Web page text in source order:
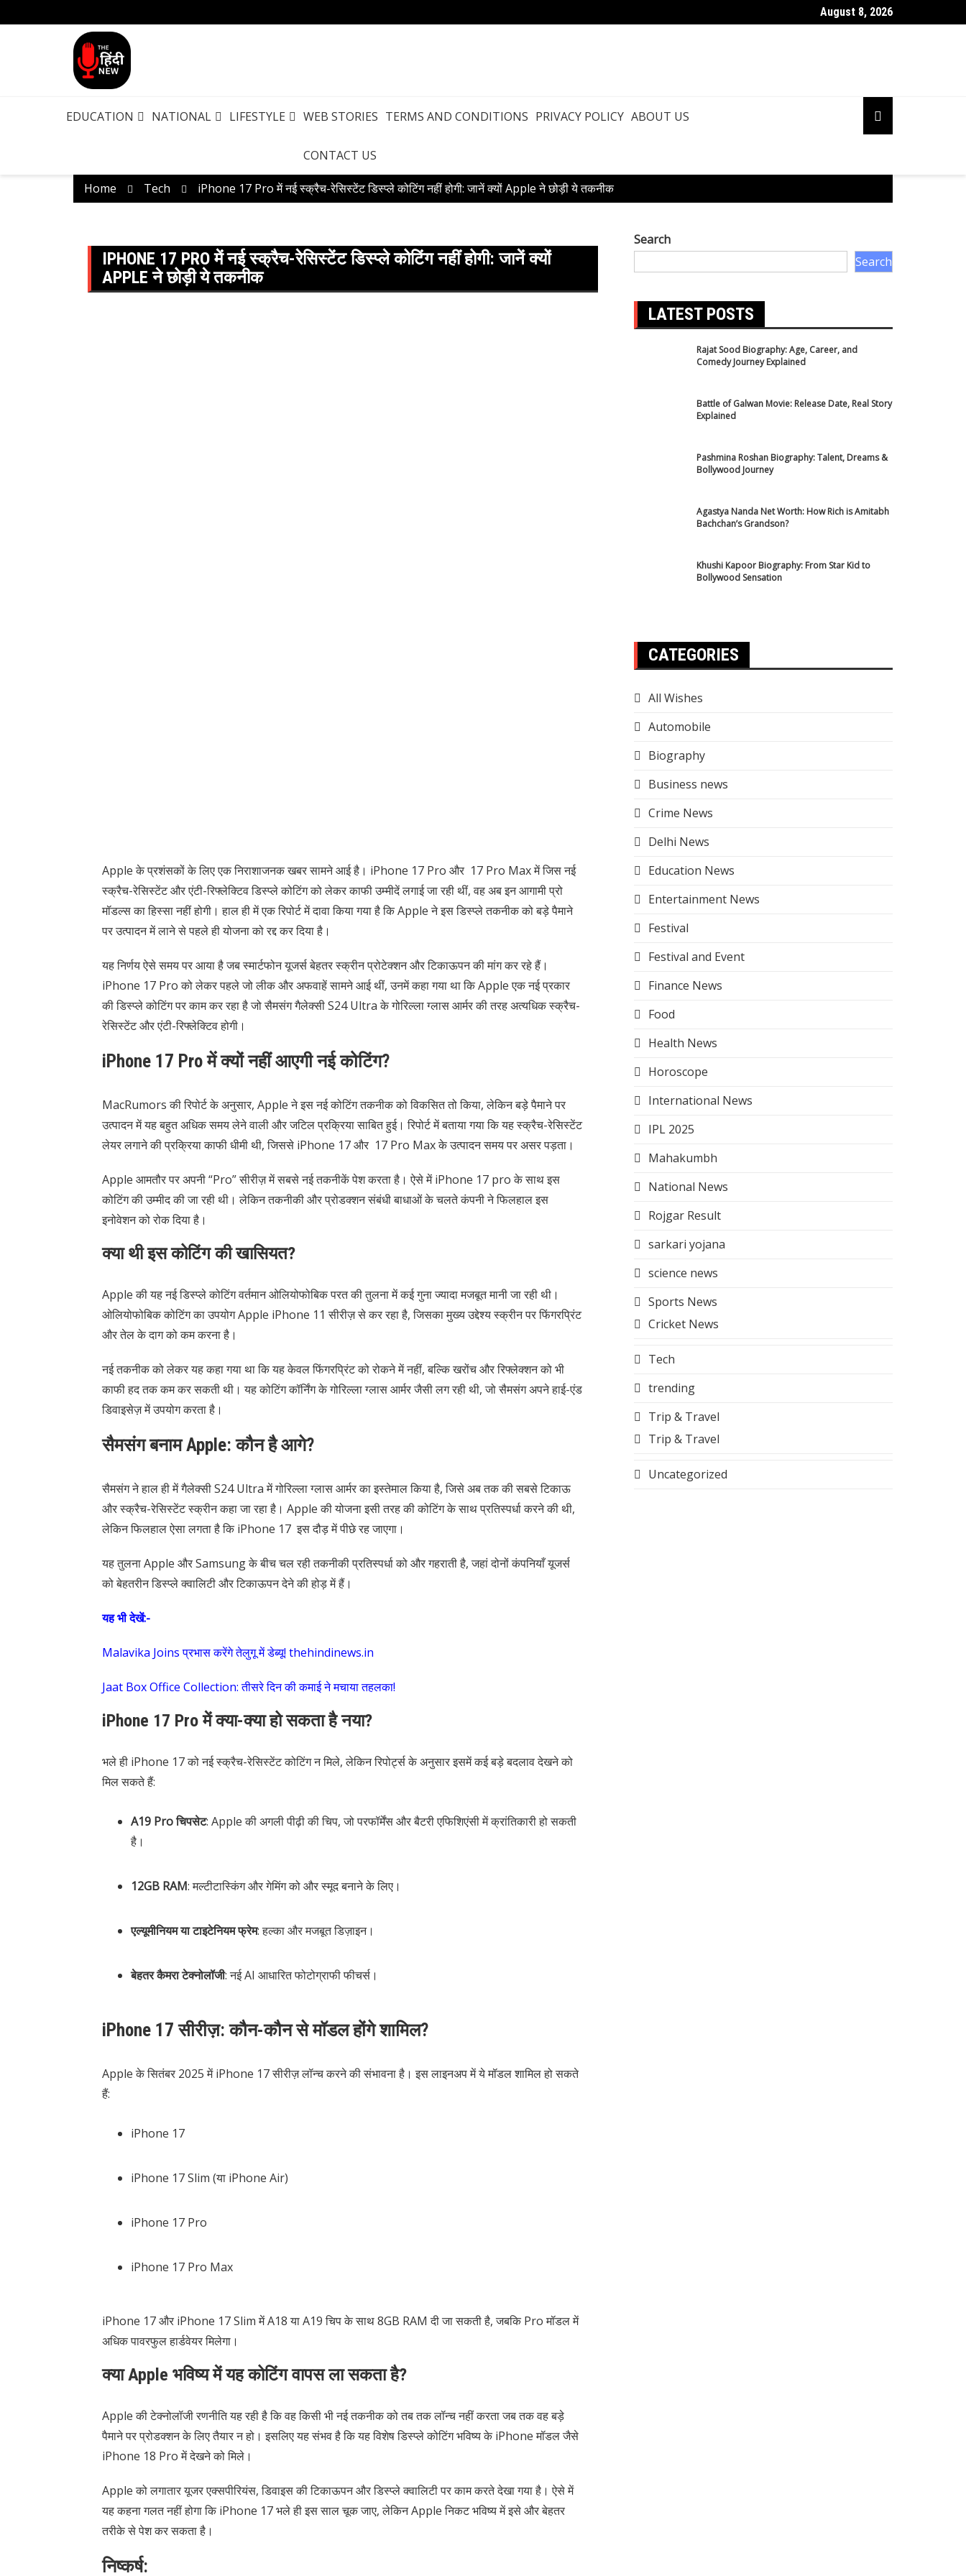
August 8, 2026
EDUCATION NATIONAL LIFESTYLE WEB STORIES TERMS AND CONDITIONS PRIVACY POLICY ABOUT US
CONTACT US
Home Tech iPhone 17 Pro में नई स्क्रैच-रेसिस्टेंट डिस्प्ले कोटिंग नहीं होगी: जानें क्यों Apple ने छोड़ी ये तकनीक
IPHONE 17 PRO में नई स्क्रैच-रेसिस्टेंट डिस्प्ले कोटिंग नहीं होगी: जानें क्यों
APPLE ने छोड़ी ये तकनीक
Apple के प्रशंसकों के लिए एक निराशाजनक खबर सामने आई है। iPhone 17 Pro और 17 Pro Max में जिस नई
स्क्रैच-रेसिस्टेंट और एंटी-रिफ्लेक्टिव डिस्प्ले कोटिंग को लेकर काफी उम्मीदें लगाई जा रही थीं, वह अब इन आगामी प्रो
मॉडल्स का हिस्सा नहीं होगी। हाल ही में एक रिपोर्ट में दावा किया गया है कि Apple ने इस डिस्प्ले तकनीक को बड़े पैमाने
पर उत्पादन में लाने से पहले ही योजना को रद्द कर दिया है।
यह निर्णय ऐसे समय पर आया है जब स्मार्टफोन यूजर्स बेहतर स्क्रीन प्रोटेक्शन और टिकाऊपन की मांग कर रहे हैं।
iPhone 17 Pro को लेकर पहले जो लीक और अफवाहें सामने आई थीं, उनमें कहा गया था कि Apple एक नई प्रकार
की डिस्प्ले कोटिंग पर काम कर रहा है जो सैमसंग गैलेक्सी S24 Ultra के गोरिल्ला ग्लास आर्मर की तरह अत्यधिक स्क्रैच-
रेसिस्टेंट और एंटी-रिफ्लेक्टिव होगी।
iPhone 17 Pro में क्यों नहीं आएगी नई कोटिंग?
MacRumors की रिपोर्ट के अनुसार, Apple ने इस नई कोटिंग तकनीक को विकसित तो किया, लेकिन बड़े पैमाने पर
उत्पादन में यह बहुत अधिक समय लेने वाली और जटिल प्रक्रिया साबित हुई। रिपोर्ट में बताया गया कि यह स्क्रैच-रेसिस्टेंट
लेयर लगाने की प्रक्रिया काफी धीमी थी, जिससे iPhone 17 और 17 Pro Max के उत्पादन समय पर असर पड़ता।
Apple आमतौर पर अपनी “Pro” सीरीज़ में सबसे नई तकनीकें पेश करता है। ऐसे में iPhone 17 pro के साथ इस
कोटिंग की उम्मीद की जा रही थी। लेकिन तकनीकी और प्रोडक्शन संबंधी बाधाओं के चलते कंपनी ने फिलहाल इस
इनोवेशन को रोक दिया है।
क्या थी इस कोटिंग की खासियत?
Apple की यह नई डिस्प्ले कोटिंग वर्तमान ओलियोफोबिक परत की तुलना में कई गुना ज्यादा मजबूत मानी जा रही थी।
ओलियोफोबिक कोटिंग का उपयोग Apple iPhone 11 सीरीज़ से कर रहा है, जिसका मुख्य उद्देश्य स्क्रीन पर फिंगरप्रिंट
और तेल के दाग को कम करना है।
नई तकनीक को लेकर यह कहा गया था कि यह केवल फिंगरप्रिंट को रोकने में नहीं, बल्कि खरोंच और रिफ्लेक्शन को भी
काफी हद तक कम कर सकती थी। यह कोटिंग कॉर्निंग के गोरिल्ला ग्लास आर्मर जैसी लग रही थी, जो सैमसंग अपने हाई-एंड
डिवाइसेज़ में उपयोग करता है।
सैमसंग बनाम Apple: कौन है आगे?
सैमसंग ने हाल ही में गैलेक्सी S24 Ultra में गोरिल्ला ग्लास आर्मर का इस्तेमाल किया है, जिसे अब तक की सबसे टिकाऊ
और स्क्रैच-रेसिस्टेंट स्क्रीन कहा जा रहा है। Apple की योजना इसी तरह की कोटिंग के साथ प्रतिस्पर्धा करने की थी,
लेकिन फिलहाल ऐसा लगता है कि iPhone 17 इस दौड़ में पीछे रह जाएगा।
यह तुलना Apple और Samsung के बीच चल रही तकनीकी प्रतिस्पर्धा को और गहराती है, जहां दोनों कंपनियाँ यूजर्स
को बेहतरीन डिस्प्ले क्वालिटी और टिकाऊपन देने की होड़ में हैं।
यह भी देखें:-
Malavika Joins प्रभास करेंगे तेलुगू में डेब्यू! thehindinews.in
Jaat Box Office Collection: तीसरे दिन की कमाई ने मचाया तहलका!
iPhone 17 Pro में क्या-क्या हो सकता है नया?
भले ही iPhone 17 को नई स्क्रैच-रेसिस्टेंट कोटिंग न मिले, लेकिन रिपोर्ट्स के अनुसार इसमें कई बड़े बदलाव देखने को
मिल सकते हैं:
A19 Pro चिपसेट: Apple की अगली पीढ़ी की चिप, जो परफॉर्मेंस और बैटरी एफिशिएंसी में क्रांतिकारी हो सकती
है।
12GB RAM: मल्टीटास्किंग और गेमिंग को और स्मूद बनाने के लिए।
एल्यूमीनियम या टाइटेनियम फ्रेम: हल्का और मजबूत डिज़ाइन।
बेहतर कैमरा टेक्नोलॉजी: नई AI आधारित फोटोग्राफी फीचर्स।
iPhone 17 सीरीज़: कौन-कौन से मॉडल होंगे शामिल?
Apple के सितंबर 2025 में iPhone 17 सीरीज़ लॉन्च करने की संभावना है। इस लाइनअप में ये मॉडल शामिल हो सकते
हैं:
iPhone 17
iPhone 17 Slim (या iPhone Air)
iPhone 17 Pro
iPhone 17 Pro Max
iPhone 17 और iPhone 17 Slim में A18 या A19 चिप के साथ 8GB RAM दी जा सकती है, जबकि Pro मॉडल में
अधिक पावरफुल हार्डवेयर मिलेगा।
क्या Apple भविष्य में यह कोटिंग वापस ला सकता है?
Apple की टेक्नोलॉजी रणनीति यह रही है कि वह किसी भी नई तकनीक को तब तक लॉन्च नहीं करता जब तक वह बड़े
पैमाने पर प्रोडक्शन के लिए तैयार न हो। इसलिए यह संभव है कि यह विशेष डिस्प्ले कोटिंग भविष्य के iPhone मॉडल जैसे
iPhone 18 Pro में देखने को मिले।
Apple को लगातार यूजर एक्सपीरियंस, डिवाइस की टिकाऊपन और डिस्प्ले क्वालिटी पर काम करते देखा गया है। ऐसे में
यह कहना गलत नहीं होगा कि iPhone 17 भले ही इस साल चूक जाए, लेकिन Apple निकट भविष्य में इसे और बेहतर
तरीके से पेश कर सकता है।
निष्कर्ष:
Search
Search
LATEST POSTS
Rajat Sood Biography: Age, Career, and
Comedy Journey Explained
Battle of Galwan Movie: Release Date, Real Story
Explained
Pashmina Roshan Biography: Talent, Dreams &
Bollywood Journey
Agastya Nanda Net Worth: How Rich is Amitabh
Bachchan’s Grandson?
Khushi Kapoor Biography: From Star Kid to
Bollywood Sensation
CATEGORIES
All Wishes
Automobile
Biography
Business news
Crime News
Delhi News
Education News
Entertainment News
Festival
Festival and Event
Finance News
Food
Health News
Horoscope
International News
IPL 2025
Mahakumbh
National News
Rojgar Result
sarkari yojana
science news
Sports News
Cricket News
Tech
trending
Trip & Travel
Trip & Travel
Uncategorized